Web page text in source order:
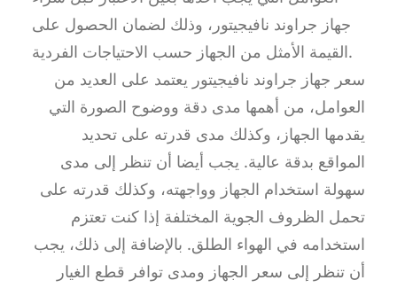
جهاز جراوند نافيجيتور، وذلك لضمان الحصول على
القيمة الأمثل من الجهاز حسب الاحتياجات الفردية.
سعر جهاز جراوند نافيجيتور يعتمد على العديد من
العوامل، من أهمها مدى دقة ووضوح الصورة التي
يقدمها الجهاز، وكذلك مدى قدرته على تحديد
المواقع بدقة عالية. يجب أيضا أن تنظر إلى مدى
سهولة استخدام الجهاز وواجهته، وكذلك قدرته على
تحمل الظروف الجوية المختلفة إذا كنت تعتزم
استخدامه في الهواء الطلق. بالإضافة إلى ذلك، يجب
أن تنظر إلى سعر الجهاز ومدى توافر قطع الغيار